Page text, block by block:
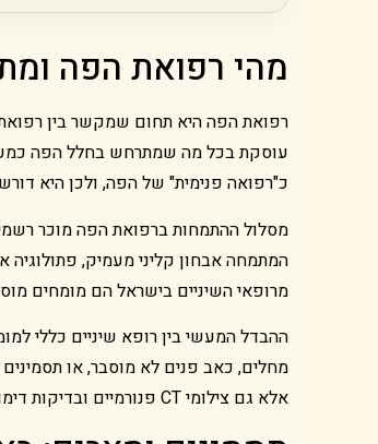
מהי רפואת הפה
רפואת הפה היא תחום שמקשר בין רפואת
עוסקת בכל מה שמתרחש בחלל הפה
כ"רפואה פנימית" של הפה, ולכן היא
מסלול ההתמחות ברפואת הפה מוכר
מרופאי השיניים בישראל הם מומחים
ההבדל המעשי בין רופא שיניים כללי
מחלים, כאב פנים לא מוסבר, או
אלא גם צילומי CT פנורמיים ובדיקות דימות מתקדמות. הכלים הללו מאפשרים לאבחן מצבים שרופא שיניים כללי עשוי להחמיץ.